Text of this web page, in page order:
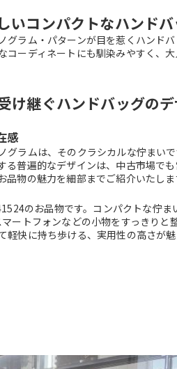
いコンパクトなハンド
グラム・パターンが目を惹くハンド
コーディネートにも馴染みやすく、
け継ぐハンドバッグの
感
グラムは、そのクラシカルな佇まい
る普遍的なデザインは、中古市場で
品物の魅力を細部までご紹介いたし
のお品物です。コンパクトな佇
ートフォンなどの小物をすっきりと
快に持ち歩ける、実用性の高さが魅